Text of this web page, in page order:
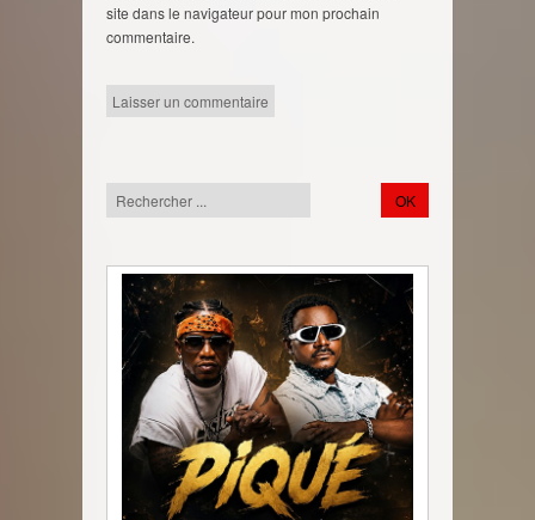
site dans le navigateur pour mon prochain
commentaire.